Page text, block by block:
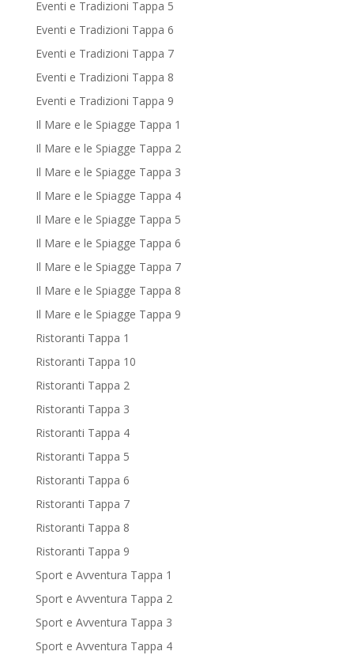
Eventi e Tradizioni Tappa 5
Eventi e Tradizioni Tappa 6
Eventi e Tradizioni Tappa 7
Eventi e Tradizioni Tappa 8
Eventi e Tradizioni Tappa 9
Il Mare e le Spiagge Tappa 1
Il Mare e le Spiagge Tappa 2
Il Mare e le Spiagge Tappa 3
Il Mare e le Spiagge Tappa 4
Il Mare e le Spiagge Tappa 5
Il Mare e le Spiagge Tappa 6
Il Mare e le Spiagge Tappa 7
Il Mare e le Spiagge Tappa 8
Il Mare e le Spiagge Tappa 9
Ristoranti Tappa 1
Ristoranti Tappa 10
Ristoranti Tappa 2
Ristoranti Tappa 3
Ristoranti Tappa 4
Ristoranti Tappa 5
Ristoranti Tappa 6
Ristoranti Tappa 7
Ristoranti Tappa 8
Ristoranti Tappa 9
Sport e Avventura Tappa 1
Sport e Avventura Tappa 2
Sport e Avventura Tappa 3
Sport e Avventura Tappa 4